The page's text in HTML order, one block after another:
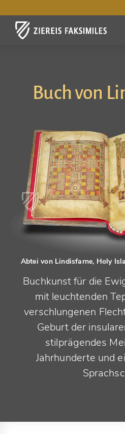
Buch von
Abtei von Lindisfarne, Holy
Buchkunst für die
mit leuchtenden
verschlungenen
Geburt der
stilprägendes
Jahrhunderte und